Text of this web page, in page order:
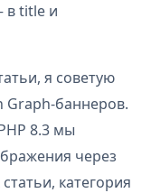
в title и
я советую
Graph-баннеров.
8.3 мы
через
категория